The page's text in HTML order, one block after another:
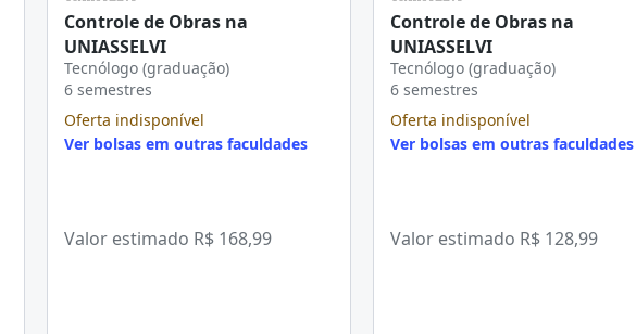
Controle de Obras na
UNIASSELVI
Tecnólogo (graduação)
6 semestres
Oferta indisponível
Ver bolsas em outras faculdades
Valor estimado R$ 168,99
Controle de Obras na
UNIASSELVI
Tecnólogo (graduação)
6 semestres
Oferta indisponível
Ver bolsas em outras faculdades
Valor estimado R$ 128,99